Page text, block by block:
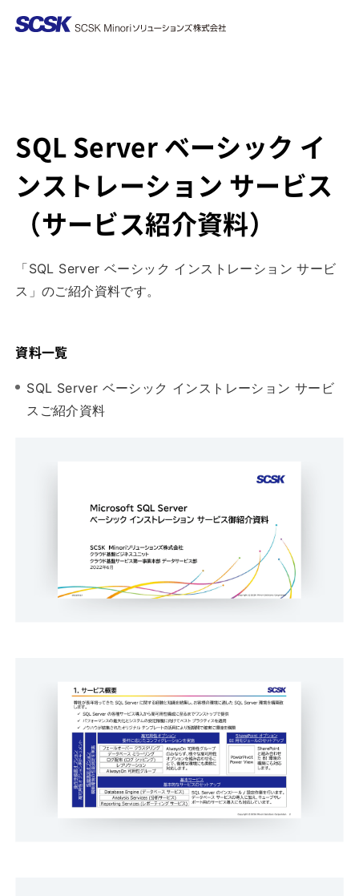
SQL Server ベーシック イ
ンストレーション サービス
（サービス紹介資料）
「SQL Server ベーシック インストレーション サービ
ス」のご紹介資料です。
資料一覧
SQL Server ベーシック インストレーション サービ
スご紹介資料